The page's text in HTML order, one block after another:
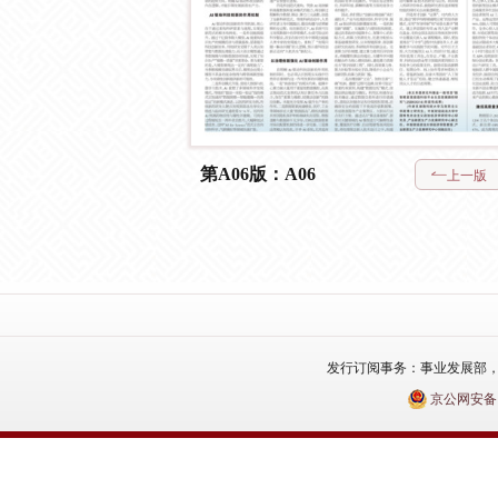
第A06版：A06 上一版
发行订阅事务：事业发展部
京公网安备